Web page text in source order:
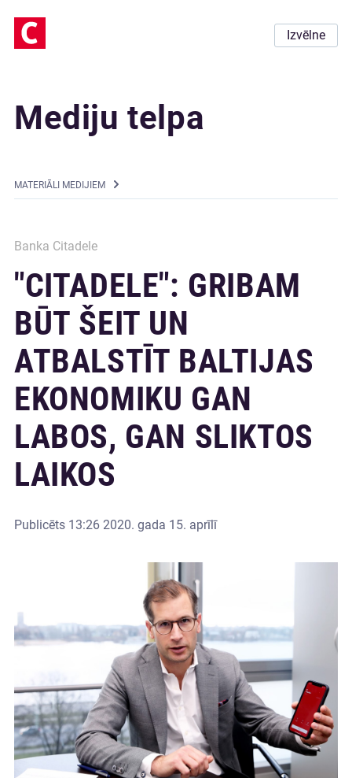
Izvēlne
Mediju telpa
MATERIĀLI MEDIJIEM
Banka Citadele
"CITADELE": GRIBAM
BŪT ŠEIT UN
ATBALSTĪT BALTIJAS
EKONOMIKU GAN
LABOS, GAN SLIKTOS
LAIKOS
Publicēts 13:26 2020. gada 15. aprīlī